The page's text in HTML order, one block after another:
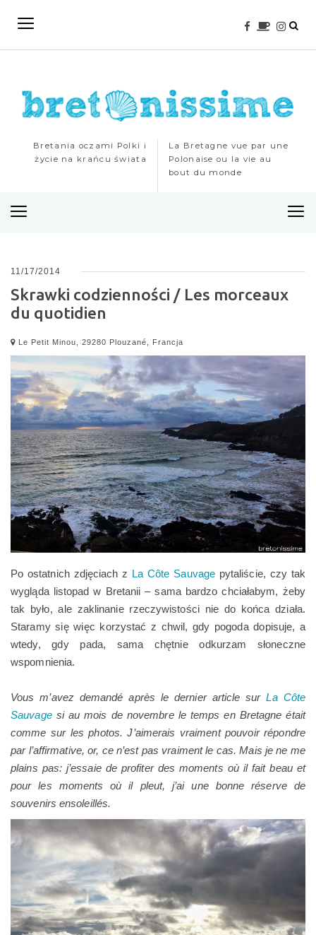
Bretania oczami Polki i
życie na krańcu świata
La Bretagne vue par une
Polonaise ou la vie au
bout du monde
M
u
11/17/2014
Skrawki codzienności / Les morceaux
du quotidien
Le Petit Minou, 29280 Plouzané, Francja
Po ostatnich zdjęciach z La Côte Sauvage pytaliście, czy tak
wygląda listopad w Bretanii – sama bardzo chciałabym, żeby
tak było, ale zaklinanie rzeczywistości nie do końca działa.
Staramy się więc korzystać z chwil, gdy pogoda dopisuje, a
wtedy, gdy pada, sama chętnie odkurzam słoneczne
wspomnienia.
Vous m’avez demandé après le dernier article surLa Côte
Sauvagesi au mois de novembre le temps en Bretagne était
comme sur les photos. J’aimerais vraiment pouvoir répondre
par l’affirmative, or, ce n’est pas vraiment le cas. Mais je ne me
plains pas: j’essaie de profiter des moments où il fait beau et
pour les moments où il pleut, j’ai une bonne réserve de
souvenirs ensoleillés.